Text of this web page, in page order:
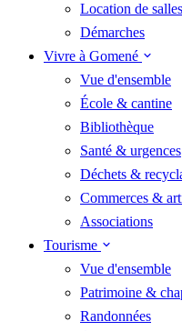
Location de salles
Démarches
Vivre à Gomené
Vue d'ensemble
École & cantine
Bibliothèque
Santé & urgences
Déchets &
Commerces &
Associations
Tourisme
Vue d'ensemble
Patrimoine &
Randonnées